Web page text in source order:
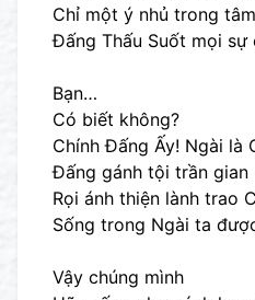
Chỉ một ý nhủ trong
Đấng Thấu Suốt mọi sự
Bạn…
Có biết không?
Chính Đấng Ấy! Ngài là
Đấng gánh tội trần gian
Rọi ánh thiện lành trao
Sống trong Ngài ta
Vậy chúng mình